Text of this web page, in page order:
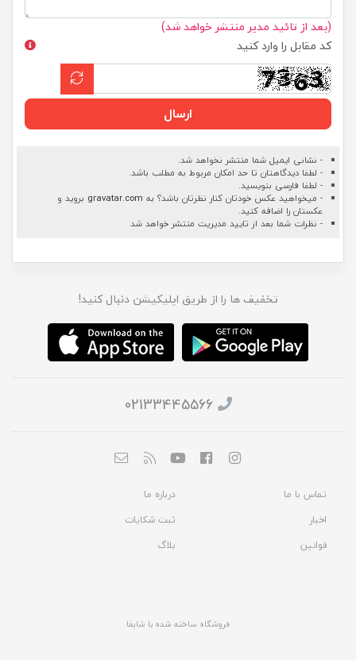
(بعد از تائید مدیر منتشر خواهد شد)
کد مقابل را وارد کنید
ارسال
- نشانی ایمیل شما منتشر نخواهد شد.
- لطفا دیدگاهتان تا حد امکان مربوط به مطلب باشد.
- لطفا فارسی بنویسید.
- میخواهید عکس خودتان کنار نظرتان باشد؟ به gravatar.com بروید و
عکستان را اضافه کنید.
- نظرات شما بعد از تایید مدیریت منتشر خواهد شد
تخفیف ها را از طریق اپلیکیشن دنبال کنید!
02133445566
تماس با ما
درباره ما
اخبار
ثبت شکایات
قوانین
بلاگ
فروشگاه ساخته شده با شاپفا